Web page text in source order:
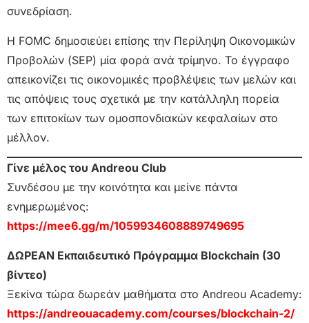
συνεδρίαση.
Η FOMC δημοσιεύει επίσης την Περίληψη Οικονομικών
Προβολών (SEP) μία φορά ανά τρίμηνο. Το έγγραφο
απεικονίζει τις οικονομικές προβλέψεις των μελών και
τις απόψεις τους σχετικά με την κατάλληλη πορεία
των επιτοκίων των ομοσπονδιακών κεφαλαίων στο
μέλλον.
Γίνε μέλος του Andreou Club
Συνδέσου με την κοινότητα και μείνε πάντα
ενημερωμένος:
https://mee6.gg/m/1059934608889749695
ΔΩΡΕΑΝ Εκπαιδευτικό Πρόγραμμα Blockchain (30
βίντεο)
Ξεκίνα τώρα δωρεάν μαθήματα στο Andreou Academy:
https://andreouacademy.com/courses/blockchain-2/